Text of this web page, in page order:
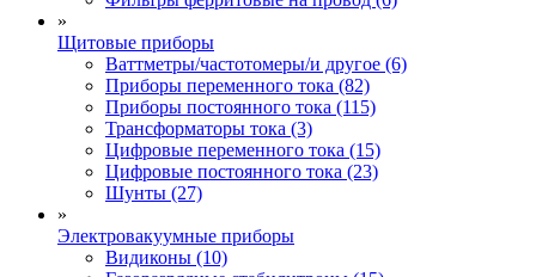
»
Щитовые приборы
Ваттметры/частотомеры/и другое (6)
Приборы переменного тока (82)
Приборы постоянного тока (115)
Трансформаторы тока (3)
Цифровые переменного тока (15)
Цифровые постоянного тока (23)
Шунты (27)
»
Электровакуумные приборы
Видиконы (10)